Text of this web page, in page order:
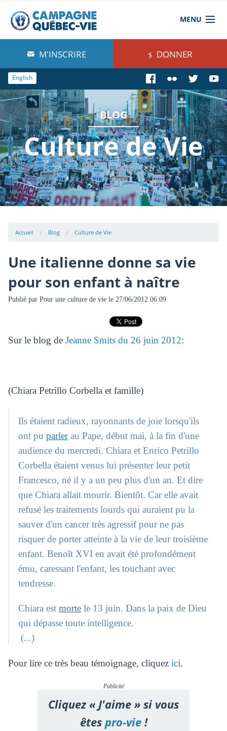
MENU
À propos de nous
Blog
Comprendre
Agir
Boutique
M'INSCRIRE DONNER
English
BLOG
Culture de Vie
Accueil Blog Culture de Vie
Une italienne donne sa vie
pour son enfant à naître
Publié par Pour une culture de viele 27/06/2012 06:09
Sur le blog de Jeanne Smits du 26 juin 2012:
(Chiara Petrillo Corbella et famille)
Ils étaient radieux, rayonnants de joie lorsqu'ils
ont puparlerau Pape, début mai, à la fin d'une
audience du mercredi. Chiara et Enrico Petrillo
Corbella étaient venus lui présenter leur petit
Francesco, né il y a un peu plus d'un an. Et dire
que Chiara allait mourir. Bientôt. Car elle avait
refusé les traitements lourds qui auraient pu la
sauver d'un cancer très agressif pour ne pas
risquer de porter atteinte à la vie de leur troisième
enfant. Benoît XVI en avait été profondément
ému, caressant l'enfant, les touchant avec
tendresse.
Chiara estmorte le 13 juin. Dans la paix de Dieu
qui dépasse toute intelligence.
(...)
Pour lire ce très beau témoignage, cliquez ici.
Publicité
Cliquez « J'aime » si vous
êtespro-vie!